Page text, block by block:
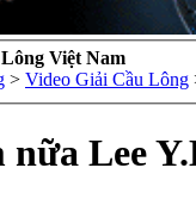
Việt Nam
> Video Giải Cầu Lông
Lee